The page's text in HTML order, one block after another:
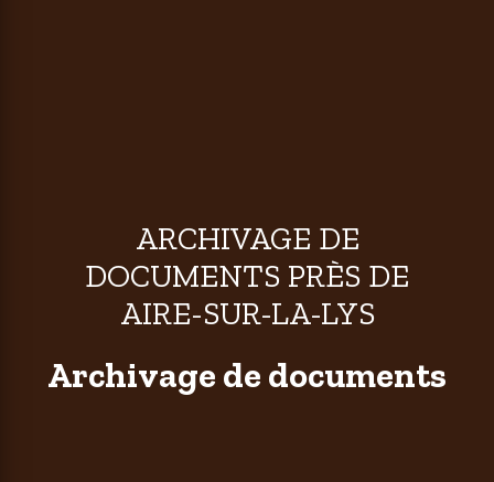
ARCHIVAGE DE
DOCUMENTS PRÈS DE
AIRE-SUR-LA-LYS
Archivage de documents